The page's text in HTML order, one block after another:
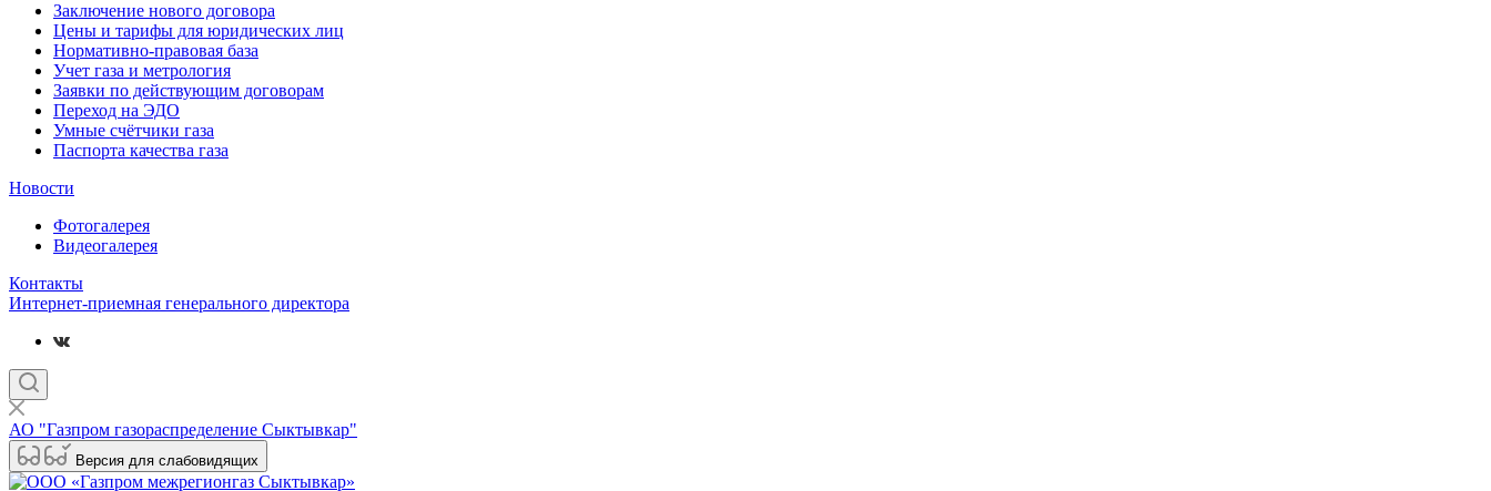
Заключение нового договора
Цены и тарифы для юридических лиц
Нормативно-правовая база
Учет газа и метрология
Заявки по действующим договорам
Переход на ЭДО
Умные счётчики газа
Паспорта качества газа
Новости
Фотогалерея
Видеогалерея
Контакты
Интернет-приемная генерального директора
АО "Газпром газораспределение Сыктывкар"
Версия для слабовидящих